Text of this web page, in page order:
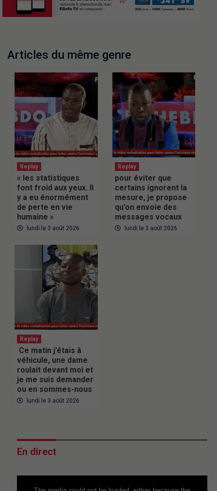
Articles du même genre
Replay
« les statistiques
font froid aux yeux. Il
y a eu énormément
de perte en vie
humaine »
lundi le 3 août 2026
Replay
pour éviter que
certains ignorent la
mesure, je propose
qu’on envoie des
messages vocaux
lundi le 3 août 2026
Replay
Ce matin j’étais à
véhicule, une dame
roulait devant moi et
je me suis demander
ou en sommes-nous
lundi le 3 août 2026
En direct